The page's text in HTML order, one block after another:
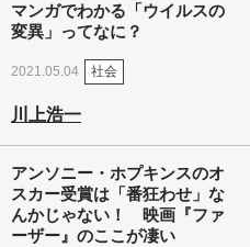
マンガでわかる「ウイルスの
変異」ってなに？
2021.05.04 社会
川上浩一
アンソニー・ホプキンスのオ
スカー受賞は「番狂わせ」な
んかじゃない！ 映画『ファ
ーザー』のここが凄い